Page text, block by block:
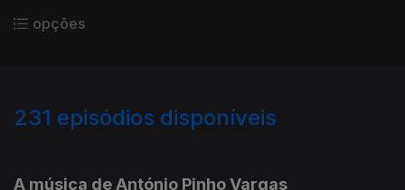
opções
231 episódios disponíveis
A música de António Pinho Vargas